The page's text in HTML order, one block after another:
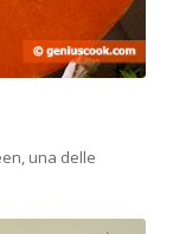
una delle